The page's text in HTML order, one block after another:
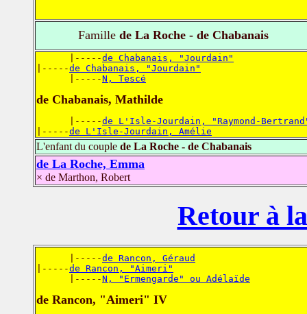
Famille de La Roche - de Chabanais
      |-----
de Chabanais, "Jourdain"
|-----de Chabanais, "Jourdain"
      |-----
N, Tescé
de Chabanais, Mathilde
      |-----
de L'Isle-Jourdain, "Raymond-
|-----de L'Isle-Jourdain, Amélie
L'enfant du couple de La Roche - de Chabanais
de La Roche, Emma
× de Marthon, Robert
Retour à
      |-----
de Rancon, Géraud
|-----de Rancon, "Aimeri"
      |-----
N, "Ermengarde" ou Adélaïde
de Rancon, "Aimeri" IV